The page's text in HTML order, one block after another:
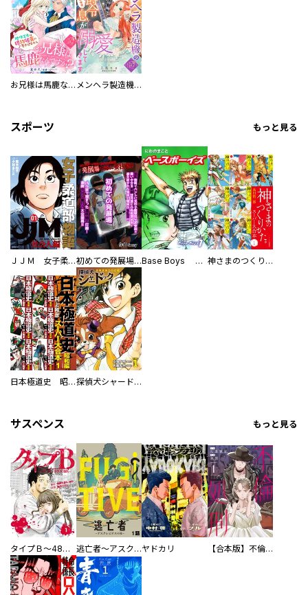
お兄様は馬鹿なんですか？～地味王女は婚約破棄に巻き込まれる～ メンヘラ製造機の公爵令息（過保護）が溺愛してきます
スポーツ もっと見る
ＪＪＭ 女子柔道部物語 社会人編 初めての発展場 【白抜き修正版】 Base Boys 新装版 神さまのつくりかた。スーパー大合本
日本極道史 昭和編 スーパー大合本 探偵犬シャードック（新装版）
サスペンス もっと見る
タイプＢ～48時間後、致死率100％～【単話】 逃亡者～アスクレピオスの杖～ヤドカリ 【合本版】不倫処刑